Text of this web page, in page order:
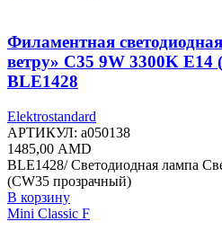
Филаментная
ветру» C35 9W 3300K
BLE1428
Elektrostandard
АРТИКУЛ: a050138
1485,00 AMD
BLE1428/ Светодиодная лампа
(CW35 прозрачный)
В корзину
Mini Classic F